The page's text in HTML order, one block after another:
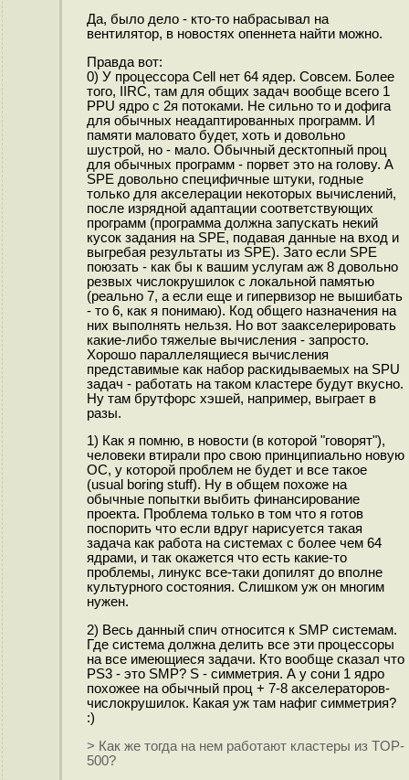
Да, было дело - кто-то набрасывал на
вентилятор, в новостях опеннета найти можно.
Правда вот:
0) У процессора Cell нет 64 ядер. Совсем. Более
того, IIRC, там для общих задач вообще всего 1
PPU ядро с 2я потоками. Не сильно то и дофига
для обычных неадаптированных программ. И
памяти маловато будет, хоть и довольно
шустрой, но - мало. Обычный десктопный проц
для обычных программ - порвет это на голову. А
SPE довольно специфичные штуки, годные
только для акселерации некоторых вычислений,
после изрядной адаптации соответствующих
программ (программа должна запускать некий
кусок задания на SPE, подавая данные на вход и
выгребая результаты из SPE). Зато если SPE
поюзать - как бы к вашим услугам аж 8 довольно
резвых числокрушилок с локальной памятью
(реально 7, а если еще и гипервизор не вышибать
- то 6, как я понимаю). Код общего назначения на
них выполнять нельзя. Но вот заакселерировать
какие-либо тяжелые вычисления - запросто.
Хорошо параллелящиеся вычисления
представимые как набор раскидываемых на SPU
задач - работать на таком кластере будут вкусно.
Ну там брутфорс хэшей, например, выграет в
разы.
1) Как я помню, в новости (в которой "говорят"),
человеки втирали про свою принципиально новую
ОС, у которой проблем не будет и все такое
(usual boring stuff). Ну в общем похоже на
обычные попытки выбить финансирование
проекта. Проблема только в том что я готов
поспорить что если вдруг нарисуется такая
задача как работа на системах с более чем 64
ядрами, и так окажется что есть какие-то
проблемы, линукс все-таки допилят до вполне
культурного состояния. Слишком уж он многим
нужен.
2) Весь данный спич относится к SMP системам.
Где система должна делить все эти процессоры
на все имеющиеся задачи. Кто вообще сказал что
PS3 - это SMP? S - симметрия. А у сони 1 ядро
похожее на обычный проц + 7-8 акселераторов-
числокрушилок. Какая уж там нафиг симметрия?
:)
> Как же тогда на нем работают кластеры из TOP-
500?